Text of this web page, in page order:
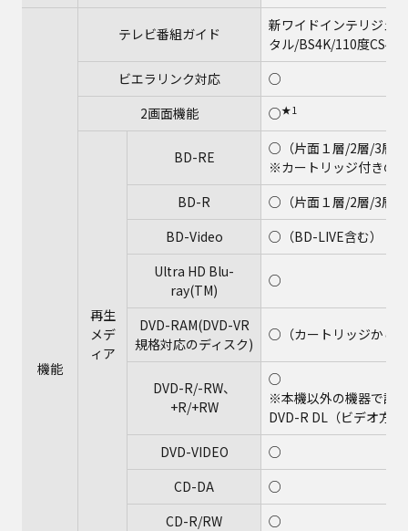
機能
テレビ番組ガイド
新ワイドインテリジェ
タル/BS4K/110度CS4K
ビエラリンク対応
○
2画面機能
○★1
再生
メデ
ィア
BD-RE
○（片面１層/2層/3層
※カートリッジ付きの
BD-R
○（片面１層/2層/3層/4
BD-Video
○（BD-LIVE含む）
Ultra HD Blu-
ray(TM)
○
DVD-RAM(DVD-VR
規格対応のディスク)
○（カートリッジから
DVD-R/-RW、
+R/+RW
○
※本機以外の機器で記
DVD-R DL（ビデオ方
DVD-VIDEO
○
CD-DA
○
CD-R/RW
○